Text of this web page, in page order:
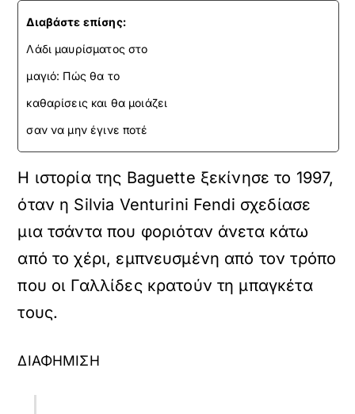
Διαβάστε επίσης:
Λάδι μαυρίσματος στο
μαγιό: Πώς θα το
καθαρίσεις και θα μοιάζει
σαν να μην έγινε ποτέ
Η ιστορία της Baguette ξεκίνησε το 1997,
όταν η Silvia Venturini Fendi σχεδίασε
μια τσάντα που φοριόταν άνετα κάτω
από το χέρι, εμπνευσμένη από τον τρόπο
που οι Γαλλίδες κρατούν τη μπαγκέτα
τους.
ΔΙΑΦΗΜΙΣΗ